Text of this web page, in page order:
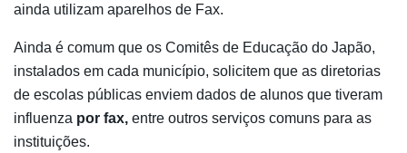
ainda utilizam aparelhos de Fax.
Ainda é comum que os Comitês de Educação do Japão,
instalados em cada município, solicitem que as diretorias
de escolas públicas enviem dados de alunos que tiveram
influenza por fax, entre outros serviços comuns para as
instituições.